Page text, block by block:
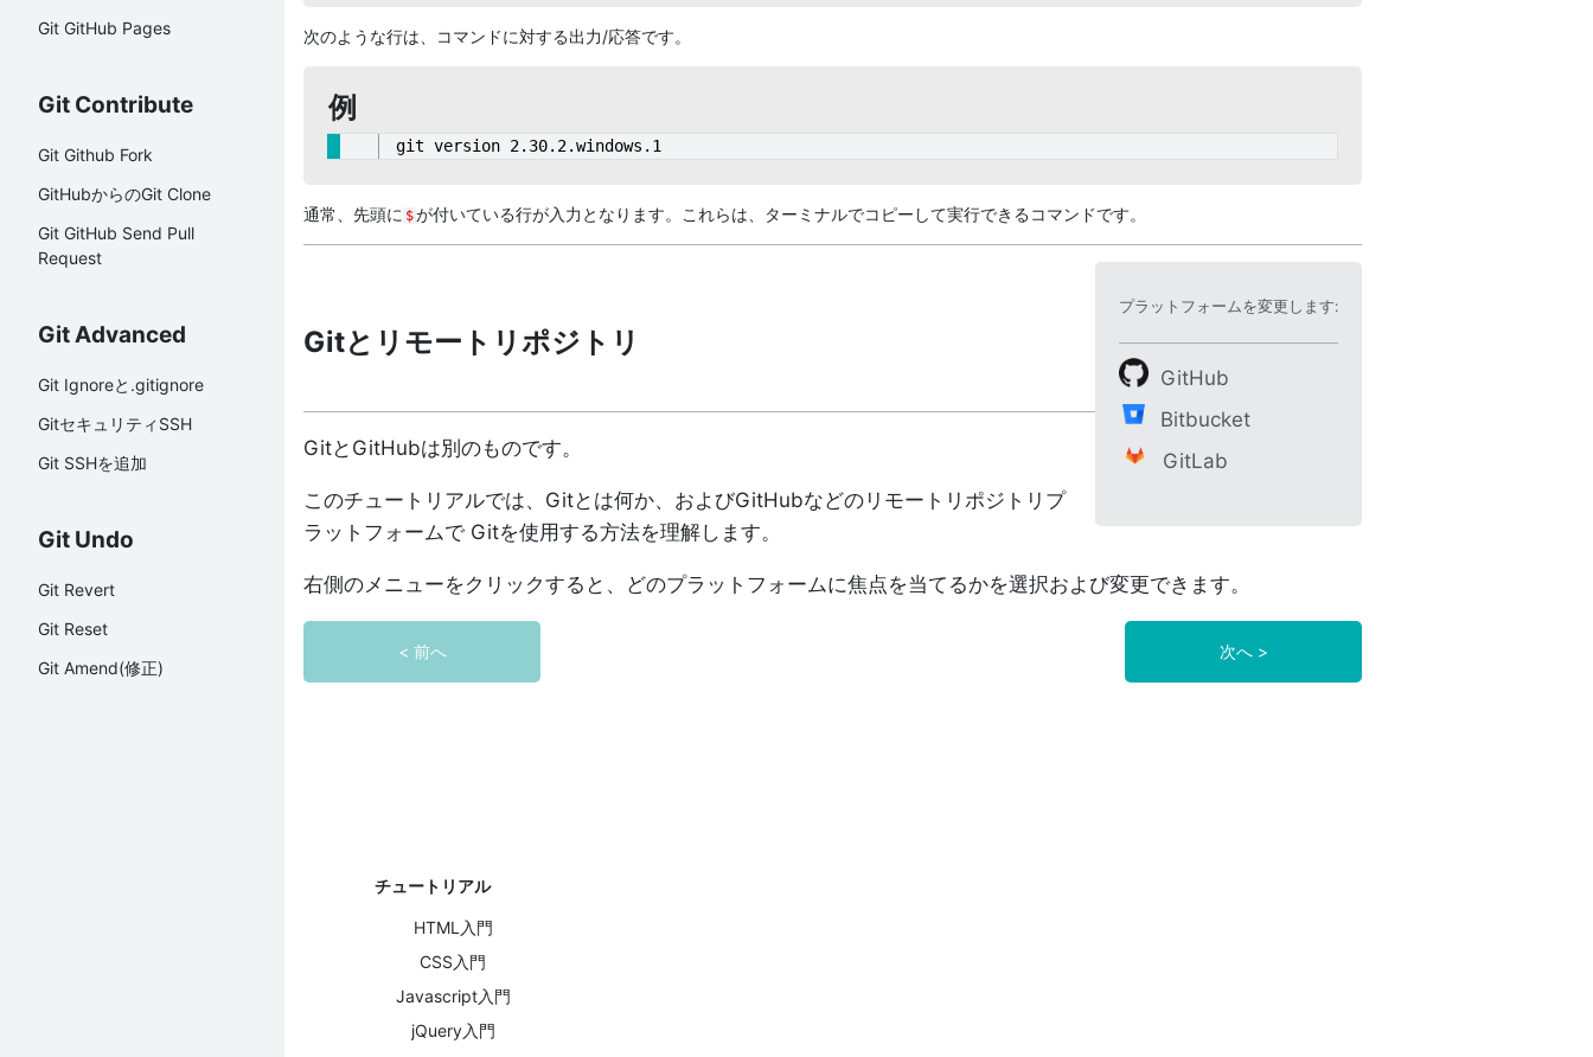
次のような行は、コマンドに対する出力/応答です。
例
git version 2.30.2.windows.1
通常、先頭に $が付いている行が入力となります。これらは、ターミナルでコピーして実行できるコマンドです。
プラットフォームを変更します:
GitHub
Bitbucket
GitLab
Gitとリモートリポジトリ
GitとGitHubは別のものです。
このチュートリアルでは、Gitとは何か、およびGitHubなどのリモートリポジトリプ
ラットフォームで Gitを使用する方法を理解します。
右側のメニューをクリックすると、どのプラットフォームに焦点を当てるかを選択および変更できます。
< 前へ 次へ >
チュートリアル
HTML入門
CSS入門
Javascript入門
jQuery入門
Git GitHub Pages
Git Contribute
Git Github Fork
GitHubからのGit Clone
Git GitHub Send Pull
Request
Git Advanced
Git Ignoreと.gitignore
GitセキュリティSSH
Git SSHを追加
Git Undo
Git Revert
Git Reset
Git Amend(修正)